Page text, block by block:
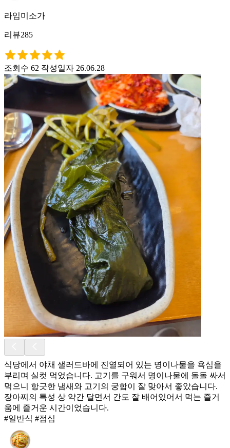
라임미소가
리뷰285
조회수 62 작성일자 26.06.28
식당에서 야채 샐러드바에 진열되어 있는 명이나물을 욕심을
부리며 실컷 먹었습니다. 고기를 구워서 명이나물에 돌돌 싸서
먹으니 항긋한 냄새와 고기의 궁합이 잘 맞아서 좋았습니다.
장아찌의 특성 상 약간 달면서 간도 잘 배어있어서 먹는 즐거
움에 즐거운 시간이었습니다.
#일반식 #점심